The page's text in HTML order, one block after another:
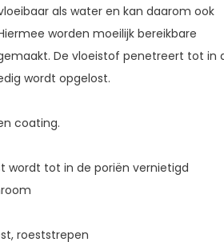
als water en kan daarom ook
worden moeilijk bereikbare
De vloeistof penetreert tot in
wordt opgelost.
coating.
wordt tot in de poriën vernietigd
roeststrepen